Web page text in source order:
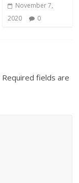
November 7,
2020
0
Required fields are